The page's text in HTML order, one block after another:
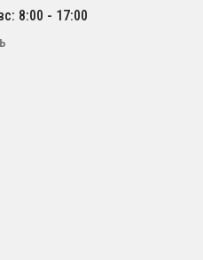
8:00 - 17:00